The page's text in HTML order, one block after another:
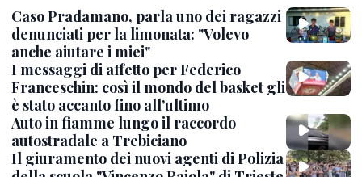
Caso Pradamano, parla uno dei ragazzi
denunciati per la limonata: "Volevo
anche aiutare i miei"
I messaggi di affetto per Federico
Franceschin: così il mondo del basket gli
è stato accanto fino all’ultimo
Auto in fiamme lungo il raccordo
autostradale a Trebiciano
Il giuramento dei nuovi agenti di Polizia